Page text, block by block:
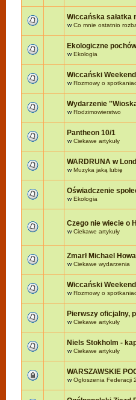
Wiccańska sałatka
wCo mnie ostatnio
Ekologiczne
wEkologia
Wiccański
wRozmowy o
Wydarzenie
wRodzimowierstwo
Pantheon 10/1
wCiekawe artykuły
WARDRUNA w
wMuzyka jaką lubię
Oświadczenie
wEkologia
Czego nie wiecie o
wCiekawe artykuły
Zmarł Michael
wCiekawe wydarzenia
Wiccański
wRozmowy o
Pierwszy oficjalny,
wCiekawe artykuły
Niels Stokholm -
wCiekawe artykuły
WARSZAWSKIE
wOgłoszenia Federacji